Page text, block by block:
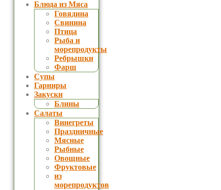
Блюда из Мяса
Говядина
Свинина
Птица
Рыба и
морепродукты
Ребрышки
Фарш
Супы
Гарниры
Закуски
Блины
Салаты
Винегреты
Праздничные
Мясные
Рыбные
Овощные
Фруктовые
из
морепродуктов